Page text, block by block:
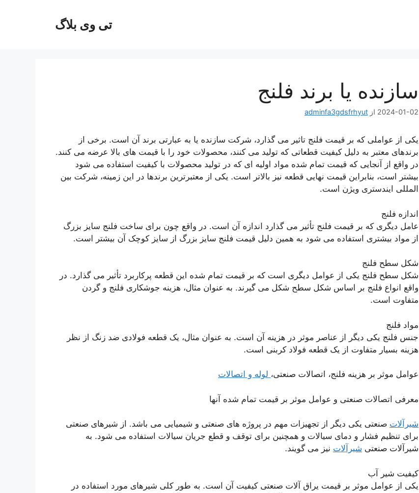
تی وی بلاگ
سازنده یا برند فلنج
2024-01-02 از adminfa3gdsfrhyut
یکی از عواملی که بر قیمت فلنج تاثیر می گذارد، شرکت سازنده یا به عبارتی برند آن است. برخی از
برندهای معتبر به دلیل کیفیت قطعاتی که تولید می کنند، محصولات خود را با قیمت های بالا عرضه می کنند.
در واقع از آنجایی که قیمت تمام شده مواد اولیه ای که در تولید محصولات با کیفیت استفاده می شود
بیشتر است، بنابراین قیمت نهایی قطعه نیز بالاتر است. یکی از معتبرترین برندها در این زمینه، شرکت بین
المللی ایندستری ویژن است.
اندازه فلنج
عامل دیگری که بر قیمت فلنج تأثیر می گذارد اندازه آن است. در واقع چون برای ساخت فلنج سایز بزرگ
از مواد بیشتری استفاده می شود به همین دلیل قیمت فلنج سایز بزرگ از سایز کوچک آن بیشتر است.
شکل سطح فلنج
شکل سطح فلنج یکی از عوامل دیگری است که بر قیمت تمام شده این قطعه پرکاربرد تأثیر می گذارد. در
واقع انواع فلنج بر اساس شکل سطح شکل می گیرند. به عنوان مثال، هزینه جوشکاری فلنج و گردن
متفاوت است.
مواد فلنج
جنس فلنج یکی دیگر از عناصر موثر در هزینه آن است. به عنوان مثال، یک قطعه فولادی ضد زنگ از نظر
هزینه بسیار متفاوت از یک قطعه فولاد کربنی است.
عوامل موثر بر هزینه فلنج، اتصالات صنعتی، لوله و اتصالات
معرفی اتصالات صنعتی و عوامل موثر بر قیمت تمام شده آنها
شیرآلات صنعتی یکی دیگر از تجهیزات مهم در پروژه های صنعتی و شیمیایی می باشد. از شیرهای صنعتی
برای تنظیم فشار و دمای سیالات و همچنین برای توقف و قطع جریان سیالات استفاده می شود. به
شیرآلات صنعتی شیرآلات نیز می گویند.
کیفیت شیر ​​آب
یکی از عوامل موثر بر قیمت یراق آلات صنعتی کیفیت آن است. به طور کلی شیرهای مورد استفاده در